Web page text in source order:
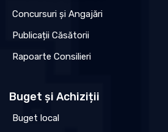
Concursuri și Angajări
Publicații Căsătorii
Rapoarte Consilieri
Buget și Achiziții
Buget local